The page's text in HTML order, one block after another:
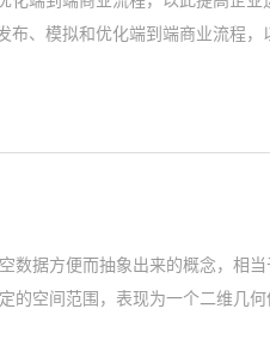
、模拟和优化端到端商业流程，
据方便而抽象出来的概念，相当
的空间范围，表现为一个二维几